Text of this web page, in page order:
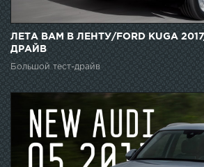
ЛЕТА ВАМ В ЛЕНТУ/FORD KUGA
ДРАЙВ
Большой тест-драйв